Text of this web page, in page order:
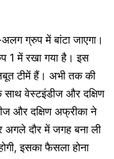
ग्रुप में बांटा जाएगा।
1 में रखा गया है। इस
टीमें हैं। अभी तक की
साथ वेस्टइंडीज और दक्षिण
और दक्षिण अफ्रीका ने
दौर में जगह बना ली
इसका फैसला होना